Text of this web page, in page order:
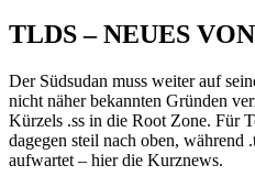
TLDS – NEUES
Der Südsudan muss weiter auf
nicht näher bekannten Gründen
Kürzels .ss in die Root Zone. Für
dagegen steil nach oben, während
aufwartet – hier die Kurznews.